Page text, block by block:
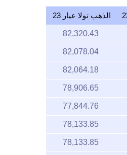
الذهب تولا عيار 23
82,320.43
82,078.04
82,064.18
78,906.65
77,844.76
78,133.85
78,133.85